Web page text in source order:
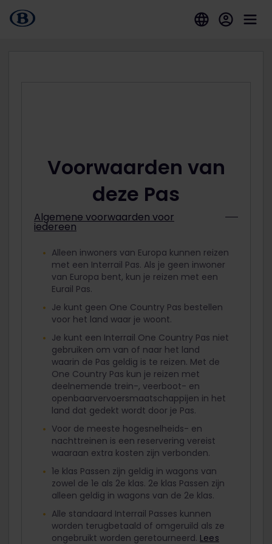
Voorwaarden van
deze Pas
Algemene voorwaarden voor
iedereen
Alleen inwoners van Europa kunnen reizen
met een Interrail Pas. Als je geen inwoner
van Europa bent, kun je reizen met een
Eurail Pas.
Je kunt geen One Country Pas bestellen
voor het land waar je woont.
Je kunt een Interrail One Country Pas niet
gebruiken om van of naar het land
waarin de Pas geldig is te reizen. Met de
One Country Pas kun je reizen met
deelnemende trein-, veerboot- en
openbaarvervoersmaatschappijen in het
land dat gedekt wordt door je Pas.
Voor de meeste hogesnelheids- en
nachttreinen is een reservering vereist
waaraan extra kosten zijn verbonden.
1e klas Passen zijn geldig in wagons van
zowel de 1e als 2e klas. 2e klas Passen zijn
alleen geldig in wagons van de 2e klas.
Alle standaard Interrail Passes kunnen
worden terugbetaald of omgeruild als ze
ongebruikt worden geretourneerd. Lees